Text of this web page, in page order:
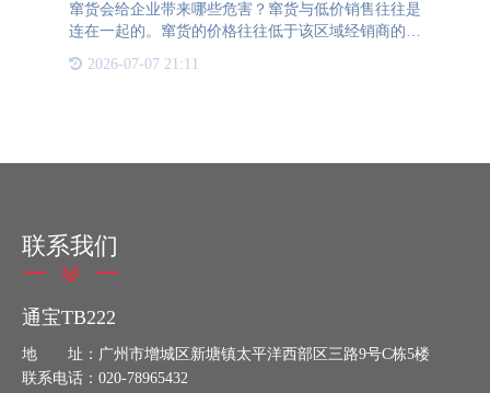
窜货会给企业带来哪些危害？窜货与低价销售往往是
连在一起的。窜货的价格往往低于该区域经销商的正
常销售价格，从而导致该地区的市场价格混乱，经销
商的正常销售受到严重打击，为维护其自身的销售网
2026-07-07 21:11
联系我们
通宝TB222
地 址：广州市增城区新塘镇太平洋西部区三路9号C栋5楼
联系电话：020-78965432